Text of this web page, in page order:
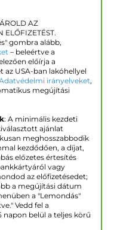
AZ
ELŐFIZETÉST.
gombra alább,
– beleértve a
előírja a
USA-ban lakóhellyel
irányelveket,
megújítási
: A minimális kezdeti
ajánlat
meghosszabbodik
kezdődően, a díjat,
előzetes értesítés
vagy
az előfizetésedet;
a megújítási dátum
a "Lemondás"
Vedd fel a
napon belül a teljes körű